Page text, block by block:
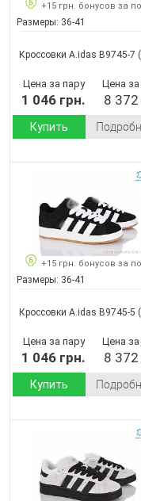
+15 грн. бонусов за
Размеры: 36-41
Кроссовки A.idas B9745-7
Цена за пару
1 046 грн.
Цена
8 372
Купить
+15 грн. бонусов за
Размеры: 36-41
Кроссовки A.idas B9745-5
Цена за пару
1 046 грн.
Цена
8 372
Купить